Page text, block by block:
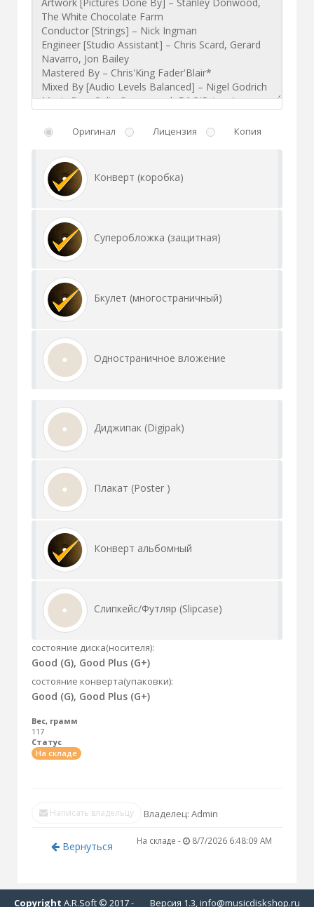
Оригинал Лицензия Копия
Конверт (коробка)
Суперобложка (защитная)
Бкулет (многостраничный)
Одностраничное вложение
Диджипак (Digipak)
Плакат (Poster )
Конверт альбомный
Слипкейс/Футляр (Slipcase)
состояние диска(носителя):
Good (G), Good Plus (G+)
состояние конверта(упаковки):
Good (G), Good Plus (G+)
Вес, грамм
117
Статус
На складе
Написать владельцу Владелец: Admin
На складе - 8/7/2026 6:48:09 AM
Вернуться
Версия 1.3, info@musicdiskshop.ru
Copyright A.R.Soft © 2017 -